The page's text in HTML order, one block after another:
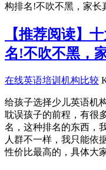
构排名!不吹不黑，家长
【推荐阅读】
名!不吹不黑，
在线英语培训机构比较
给孩子选择少儿英语机
耽误孩子的前程，有很
名，这种排名的东西，
人群不一样，我只能依
性价比最高的，具体大